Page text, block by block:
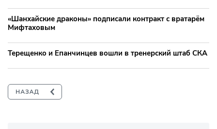
«Шанхайские драконы» подписали контракт с вратарём
Мифтаховым
Терещенко и Епанчинцев вошли в тренерский штаб СКА